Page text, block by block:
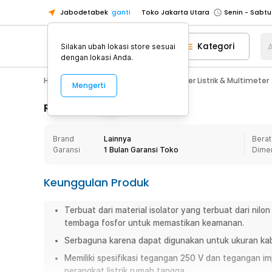
Jabodetabek ganti Toko Jakarta Utara
Toko Tangerang
Toko Cikupa
Pick n Go Jakarta Barat
Senin -
Pick n Go Bekasi
Senin - Jumat
Senin - Jumat
Senin -
Senin -
Toko Tangerang
Pick n Go Jakarta Barat
Senin -
Senin - Jumat
Kategori
Home Appliance Tester Listrik & Multimeter
Rincian Produk
Brand
Lainnya
Garansi
1 Bulan Garansi Toko
Keunggulan Produk
Terbuat dari material isolator yang terbuat dari
tembaga fosfor untuk memastikan keamanan.
Serbaguna karena dapat digunakan untuk ukuran
Memiliki spesifikasi tegangan 250 V dan tegangan
Silakan ubah lokasi store sesuai
dengan lokasi Anda.
Mengerti